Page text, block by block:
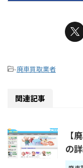
-廃車買取業者
関連記事
【
の